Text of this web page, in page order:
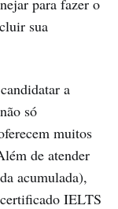
para fazer o
sua
a
só
muitos
de atender
acumulada),
IELTS